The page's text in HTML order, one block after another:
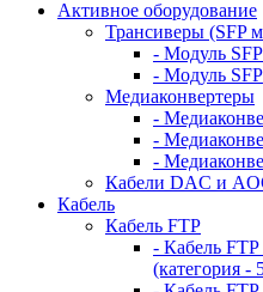
Активное оборудование
Трансиверы (SFP
- Модуль
- Модуль SFP
Медиаконвертеры
-
-
-
Кабели DAC и
Кабель
Кабель FTP
- Кабель
(категория -